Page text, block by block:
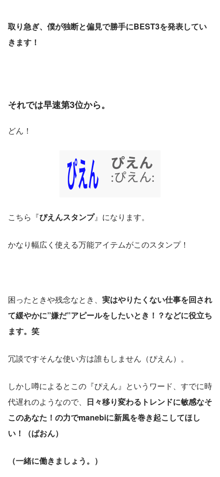
取り急ぎ、僕が独断と偏見で勝手にBEST3を発表してい
きます！
それでは早速第3位から。
どん！
こちら『ぴえんスタンプ』になります。
かなり幅広く使える万能アイテムがこのスタンプ！
困ったときや残念なとき、 実はやりたくない仕事を回され
て緩やかに”嫌だ”アピールをしたいとき！？などに役立ち
ます。笑
冗談ですそんな使い方は誰もしません（ぴえん）。
しかし噂によるとこの『ぴえん』というワード、すでに時
代遅れのようなので、 日々移り変わるトレンドに敏感なそ
このあなた！の力でmanebiに新風を巻き起こしてほし
い！（ぱおん）
（一緒に働きましょう。）